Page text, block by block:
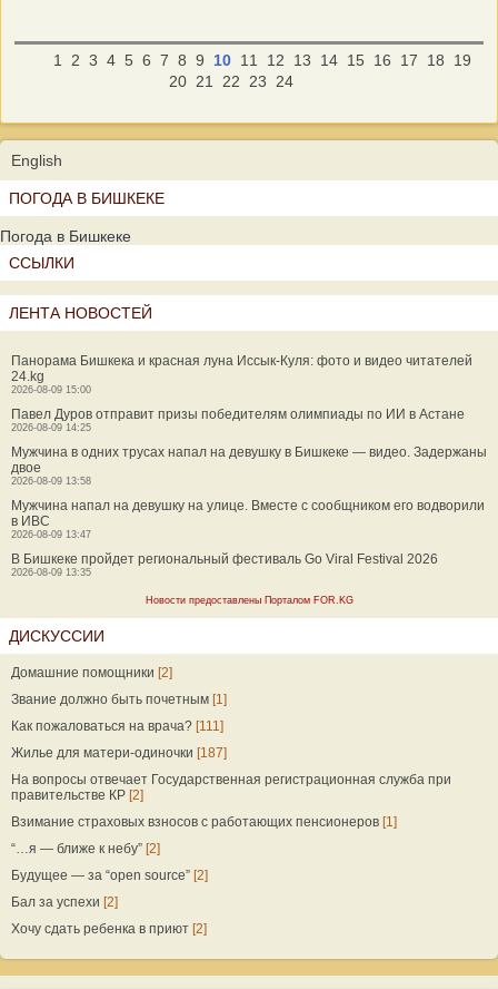
1 2 3 4 5 6 7 8 9 10 11 12 13 14 15 16 17 18
19
20 21 22 23 24
English
ПОГОДА В БИШКЕКЕ
Погода в Бишкеке
ССЫЛКИ
ЛЕНТА НОВОСТЕЙ
Панорама Бишкека и красная луна Иссык-Куля: фото и видео читателей
24.kg
2026-08-09 15:00
Павел Дуров отправит призы победителям олимпиады по ИИ в Астане
2026-08-09 14:25
Мужчина в одних трусах напал на девушку в Бишкеке — видео. Задержаны
двое
2026-08-09 13:58
Мужчина напал на девушку на улице. Вместе с сообщником его водворили
в ИВС
2026-08-09 13:47
В Бишкеке пройдет региональный фестиваль Go Viral Festival 2026
2026-08-09 13:35
Новости предоставлены Порталом FOR.KG
ДИСКУССИИ
Домашние помощники [2]
Звание должно быть почетным [1]
Как пожаловаться на врача? [111]
Жилье для матери-одиночки [187]
На вопросы отвечает Государственная регистрационная служба при
правительстве КР [2]
Взимание страховых взносов с работающих пенсионеров [1]
“…я — ближе к небу” [2]
Будущее — за “open source” [2]
Бал за успехи [2]
Хочу сдать ребенка в приют [2]